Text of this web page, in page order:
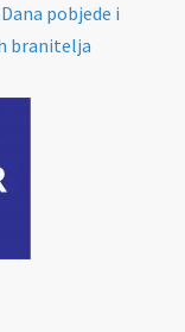
pobjede i
branitelja